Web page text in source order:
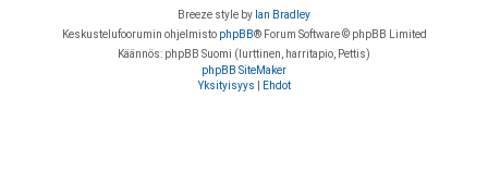
Breeze style by Ian Bradley
Keskustelufoorumin ohjelmisto phpBB® Forum Software © phpBB Limited
Käännös: phpBB Suomi (lurttinen, harritapio, Pettis)
phpBB SiteMaker
Yksityisyys
Ehdot